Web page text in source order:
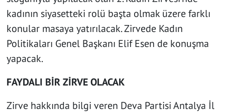
kadının siyasetteki rolü başta olmak üzere farklı
konular masaya yatırılacak. Zirvede Kadın
Politikaları Genel Başkanı Elif Esen de konuşma
yapacak.
FAYDALI BİR ZİRVE OLACAK
Zirve hakkında bilgi veren Deva Partisi Antalya İl